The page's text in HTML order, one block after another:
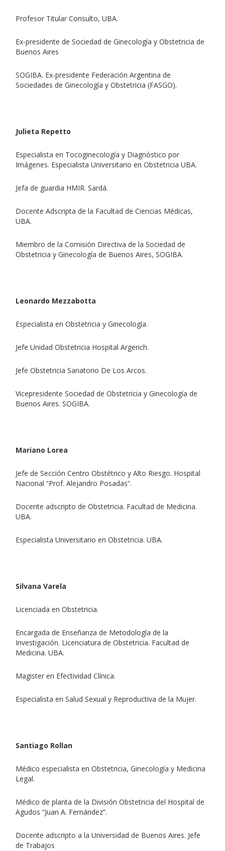
Profesor Titular Consulto, UBA.
Ex-presidente de Sociedad de Ginecología y Obstetricia de
Buenos Aires
SOGIBA. Ex-presidente Federación Argentina de
Sociedades de Ginecología y Obstetricia (FASGO).
Julieta Repetto
Especialista en Tocoginecología y Diagnóstico por
Imágenes. Especialista Universitario en Obstetricia UBA.
Jefa de guardia HMIR. Sardá.
Docente Adscripta de la Facultad de Ciencias Médicas,
UBA.
Miembro de la Comisión Directiva de la Sociedad de
Obstetricia y Ginecología de Buenos Aires, SOGIBA.
Leonardo Mezzabotta
Especialista en Obstetricia y Ginecología.
Jefe Unidad Obstetricia Hospital Argerich.
Jefe Obstetricia Sanatorio De Los Arcos.
Vicepresidente Sociedad de Obstetricia y Ginecología de
Buenos Aires. SOGIBA.
Mariano Lorea
Jefe de Sección Centro Obstétrico y Alto Riesgo. Hospital
Nacional “Prof. Alejandro Posadas”.
Docente adscripto de Obstetricia. Facultad de Medicina.
UBA.
Especialista Universitario en Obstetricia. UBA.
Silvana Varela
Licenciada en Obstetricia.
Encargada de Enseñanza de Metodología de la
Investigación. Licenciatura de Obstetricia. Facultad de
Medicina. UBA.
Magister en Efectividad Clínica.
Especialista en Salud Sexual y Reproductiva de la Mujer.
Santiago Rollan
Médico especialista en Obstetricia, Ginecología y Medicina
Legal.
Médico de planta de la División Obstetricia del Hospital de
Agudos “Juan A. Fernández”.
Docente adscripto a la Universidad de Buenos Aires. Jefe
de Trabajos